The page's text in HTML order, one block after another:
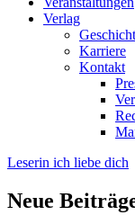
Verlag
Karriere
Kontakt
Leserin ich liebe dich
Neue